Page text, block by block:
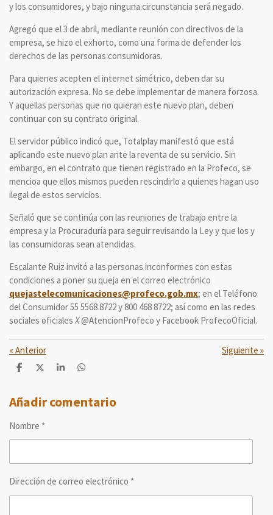
y los consumidores, y bajo ninguna circunstancia será negado.
Agregó que el 3 de abril, mediante reunión con directivos de la
empresa, se hizo el exhorto, como una forma de defender los
derechos de las personas consumidoras.
Para quienes acepten el internet simétrico, deben dar su
autorización expresa. No se debe implementar de manera forzosa.
Y aquellas personas que no quieran este nuevo plan, deben
continuar con su contrato original.
El servidor público indicó que, Totalplay manifestó que está
aplicando este nuevo plan ante la reventa de su servicio. Sin
embargo, en el contrato que tienen registrado en la Profeco, se
mencioa que ellos mismos pueden rescindirlo a quienes hagan uso
ilegal de estos servicios.
Señaló que se continúa con las reuniones de trabajo entre la
empresa y la Procuraduría para seguir revisando la Ley y que los y
las consumidoras sean atendidas.
Escalante Ruiz invitó a las personas inconformes con estas
condiciones a poner su queja en el correo electrónico
quejastelecomunicaciones@profeco.gob.mx; en el Teléfono
del Consumidor 55 5568 8722 y 800 468 8722; así como en las redes
sociales oficiales X@AtencionProfeco y Facebook ProfecoOficial.
« Anterior Siguiente »
C
p
a
t
C
p
a
C
p
a
C
p
a
Añadir comentario
Nombre *
Dirección de correo electrónico *